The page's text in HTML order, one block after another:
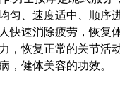
匀、速度适中、顺序
快速消除疲劳，恢复
，恢复正常的关节活
，健体美容的功效。